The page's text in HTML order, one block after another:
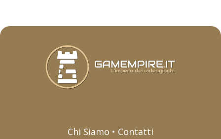
Chi Siamo • Contatti